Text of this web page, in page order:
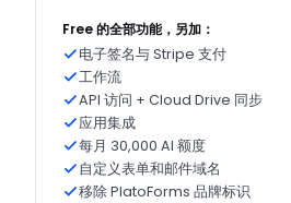
Free 的全部功能，另加：
电子签名与 Stripe 支付
工作流
API 访问 + Cloud Drive 同步
应用集成
每月 30,000 AI 额度
自定义表单和邮件域名
移除 PlatoForms 品牌标识